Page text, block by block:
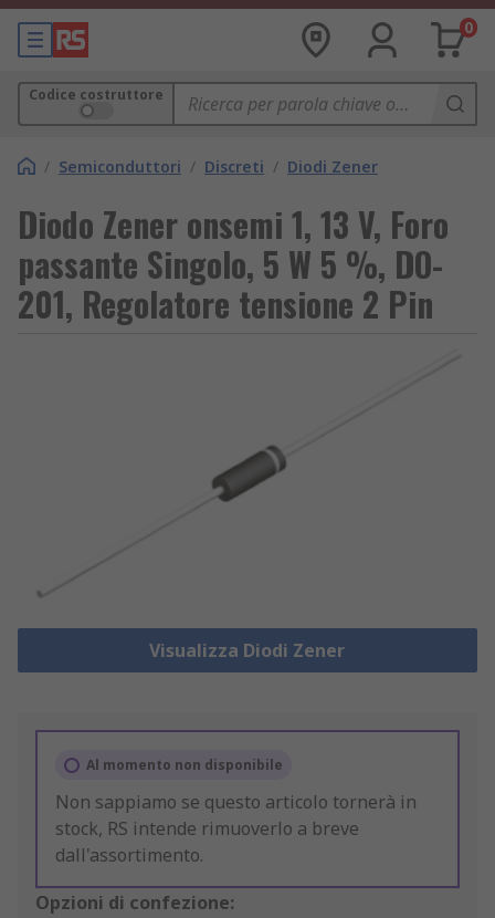
0
Codice costruttore
/ Semiconduttori / Discreti / Diodi Zener
Diodo Zener onsemi 1, 13 V, Foro
passante Singolo, 5 W 5 %, DO-
201, Regolatore tensione 2 Pin
Visualizza Diodi Zener
Al momento non disponibile
Non sappiamo se questo articolo tornerà in
stock, RS intende rimuoverlo a breve
dall'assortimento.
Opzioni di confezione: